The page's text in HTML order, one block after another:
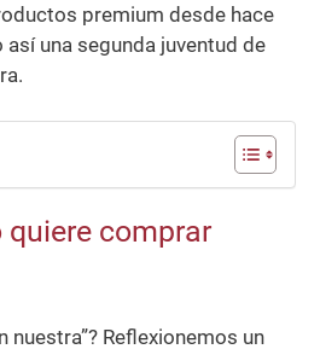
premium desde hace
una segunda juventud de
comprar
nuestra”? Reflexionemos un